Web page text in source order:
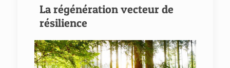
La régénération vecteur de
résilience